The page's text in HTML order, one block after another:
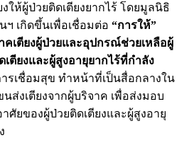
งให้ผู้ป่วยติดเตียงยากไร้ โดยมูลนิธิ
เกิดขึ้นเพื่อเชื่อมต่อ “การให้”
คเตียงผู้ป่วยและอุปกรณ์ช่วยเหลือผู้
เตียงและผู้สูงอายุยากไร้ที่กำลัง
รเชื่อมสุข ทำหน้าที่เป็นสื่อกลางใน
ส่งเตียงจากผู้บริจาค เพื่อส่งมอบ
ศัยของผู้ป่วยติดเตียงและผู้สูงอายุ